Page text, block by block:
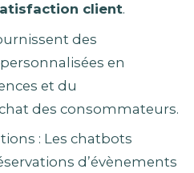
client.
des
en
et du
des consommateurs.
: Les chatbots
d’évènements